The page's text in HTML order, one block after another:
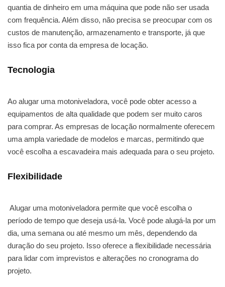
quantia de dinheiro em uma máquina que pode não ser usada
com frequência. Além disso, não precisa se preocupar com os
custos de manutenção, armazenamento e transporte, já que
isso fica por conta da empresa de locação.
Tecnologia
Ao alugar uma motoniveladora, você pode obter acesso a
equipamentos de alta qualidade que podem ser muito caros
para comprar. As empresas de locação normalmente oferecem
uma ampla variedade de modelos e marcas, permitindo que
você escolha a escavadeira mais adequada para o seu projeto.
Flexibilidade
Alugar uma motoniveladora permite que você escolha o
período de tempo que deseja usá-la. Você pode alugá-la por um
dia, uma semana ou até mesmo um mês, dependendo da
duração do seu projeto. Isso oferece a flexibilidade necessária
para lidar com imprevistos e alterações no cronograma do
projeto.